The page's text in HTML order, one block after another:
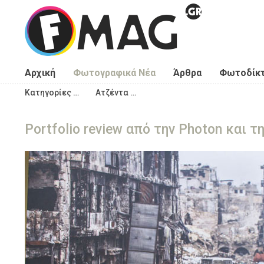
Παράκαμψη προς το κυρίως περιεχόμενο
Αρχική Φωτογραφικά Νέα Άρθρα
Κατηγορίες … Ατζέντα …
Portfolio review από την Photon και